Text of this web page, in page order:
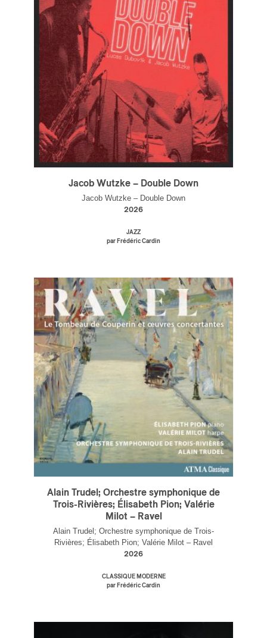
Jacob Wutzke – Double Down
Jacob Wutzke – Double Down
2026
JAZZ
par Frédéric Cardin
Alain Trudel; Orchestre symphonique de
Trois-Rivières; Élisabeth Pion; Valérie
Milot – Ravel
Alain Trudel; Orchestre symphonique de Trois-
Rivières; Élisabeth Pion; Valérie Milot – Ravel
2026
CLASSIQUE MODERNE
par Frédéric Cardin